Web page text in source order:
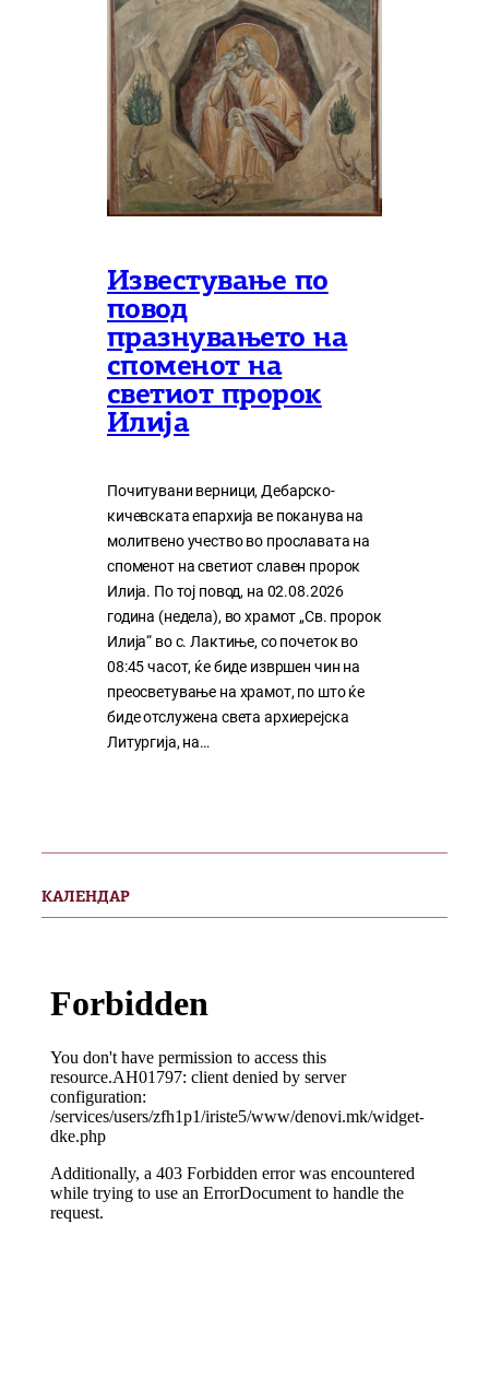
Известување по
повод
празнувањето на
споменот на
светиот пророк
Илија
Почитувани верници, Дебарско-
кичевската епархија ве поканува на
молитвено учество во прославата на
споменот на светиот славен пророк
Илија. По тој повод, на 02.08.2026
година (недела), во храмот „Св. пророк
Илија“ во с. Лактиње, со почеток во
08:45 часот, ќе биде извршен чин на
преосветување на храмот, по што ќе
биде отслужена света архиерејска
Литургија, на…
КАЛЕНДАР